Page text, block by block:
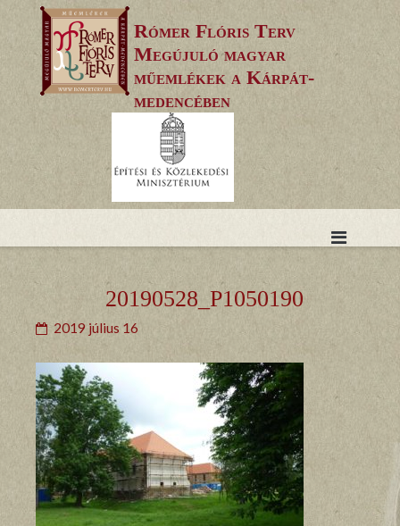
to
content
Rómer Flóris Terv
Megújuló magyar
műemlékek a Kárpát-
medencében
20190528_P1050190
2019 július 16